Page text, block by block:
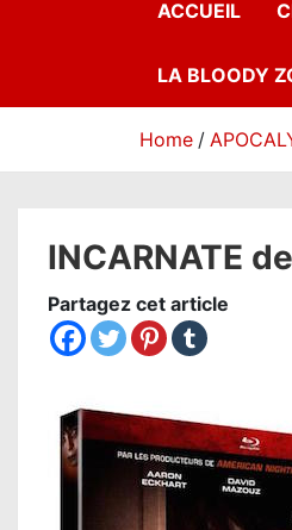
ACCUEIL
LA BLOODY
Home
INCARNATE
Partagez cet article